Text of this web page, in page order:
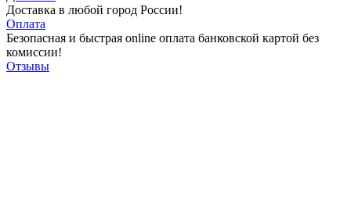
Доставка в любой город России!
Оплата
Безопасная и быстрая online оплата банковской картой без
комиссии!
Отзывы